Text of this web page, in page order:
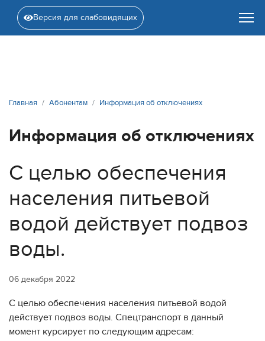
Версия для слабовидящих
Главная Абонентам Информация об отключениях
Информация об отключениях
С целью обеспечения
населения питьевой
водой действует подвоз
воды.
06 декабря 2022
С целью обеспечения населения питьевой водой
действует подвоз воды. Спецтранспорт в данный
момент курсирует по следующим адресам: